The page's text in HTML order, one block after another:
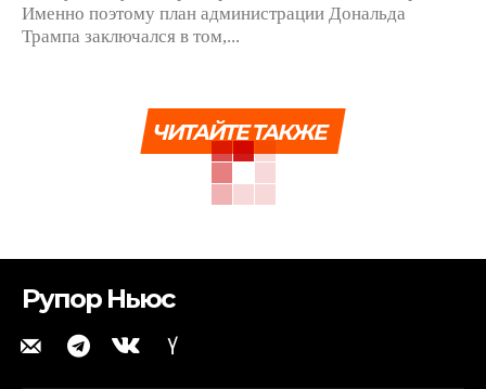
Именно поэтому план администрации Дональда
Трампа заключался в том,...
ЧИТАЙТЕ ТАКЖЕ
Рупор Ньюс